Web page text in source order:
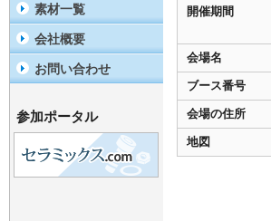
開催期間
会場名
ブース番号
会場の住所
地図
素材一覧
会社概要
お問い合わせ
参加ポータル